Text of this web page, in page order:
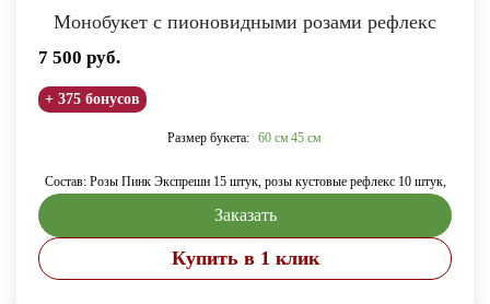
Монобукет с пионовидными розами рефлекс
7 500 руб.
+ 375 бонусов
Размер букета: 60 см 45 см
Состав: Розы Пинк Экспрешн 15 штук, розы кустовые рефлекс 10 штук,
Заказать
Купить в 1 клик